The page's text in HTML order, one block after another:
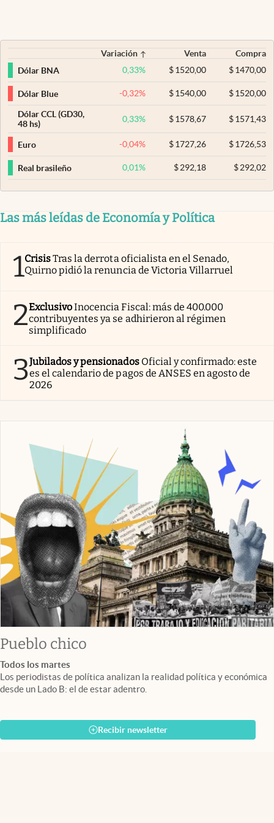
Variación Venta
Compra
Dólar BNA
0,33% $ 1520,00 $1470,00
Dólar Blue -0,32% $ 1540,00 $1520,00
Dólar CCL (GD30,
48 hs)
0,33% $ 1578,67 $1571,43
Euro -0,04% $ 1727,26 $1726,53
Real brasileño 0,01% $ 292,18 $292,02
Las más leídas de Economía y Política
1CrisisTras la derrota oficialista en el Senado,
Quirno pidió la renuncia de Victoria Villarruel
2ExclusivoInocencia Fiscal: más de 400.000
contribuyentes ya se adhirieron al régimen
simplificado
3Jubilados y pensionados Oficial y confirmado: este
es el calendario de pagos de ANSES en agosto de
2026
Pueblo chico
Todos los martes
Los periodistas de política analizan la realidad política y económica
desde un Lado B: el de estar adentro.
Recibir newsletter